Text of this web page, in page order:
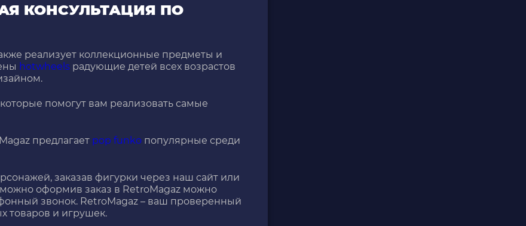
КОНСУЛЬТАЦИЯ ПО
реализует коллекционные предметы и
hotwheels радующие детей всех возрастов
которые помогут вам реализовать самые
предлагает pop funko популярные среди
заказав фигурки через наш сайт или
можно оформив заказ в RetroMagaz можно
звонок. RetroMagaz – ваш проверенный
товаров и игрушек.